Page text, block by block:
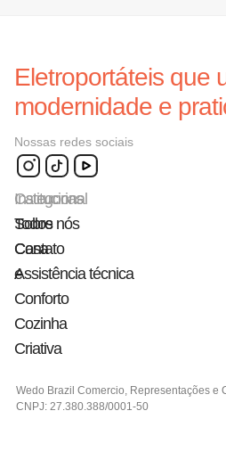
Eletroportáteis que
modernidade e
Nossas redes sociais
Categorias
Todos
Casa
e
Conforto
Cozinha
Criativa
Institucional
Sobre nós
Contato
Assistência técnica
Wedo Brazil Comercio, Representações e
CNPJ: 27.380.388/0001-50